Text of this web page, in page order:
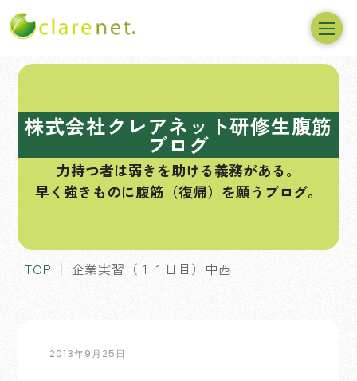
株式会社クレアネット研修生腹筋
ブログ
力持つ者は弱きを助ける義務がある。
早く強きものに腹筋（復帰）を願うブログ。
TOP 企業実習（１１日目）中西
2013年9月25日